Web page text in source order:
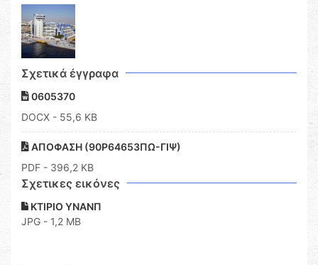
Σχετικά έγγραφα
0605370
DOCX - 55,6 KB
ΑΠΟΦΑΣΗ (90Ρ64653ΠΩ-ΓΙΨ)
PDF - 396,2 KB
Σχετικες εικόνες
ΚΤΙΡΙΟ ΥΝΑΝΠ
JPG - 1,2 MB